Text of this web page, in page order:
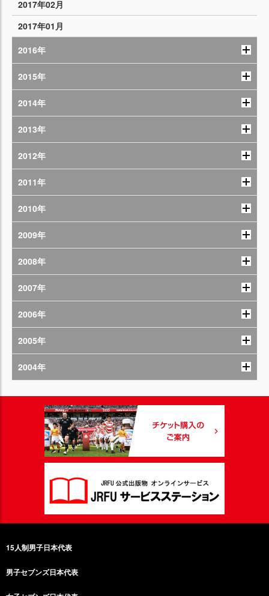
2017年02月
2017年01月
2016年
2015年
2014年
2013年
2012年
2011年
2010年
2009年
2008年
2007年
2006年
2005年
2004年
15人制男子日本代表
男子セブンズ日本代表